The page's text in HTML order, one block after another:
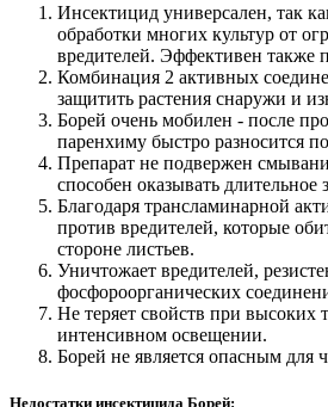
Инсектицид универсален, так
обработки многих культур от
вредителей. Эффективен также
Комбинация 2 активных
защитить растения снаружи и
Борей очень мобилен - после
паренхиму быстро разносится
Препарат не подвержен
способен оказывать длительное
Благодаря трансламинарной
против вредителей, которые
стороне листьев.
Уничтожает вредителей,
фосфороорганических
Не теряет свойств при высоких
интенсивном освещении.
Борей не является опасным для
Недостатки инсектицида Борей: